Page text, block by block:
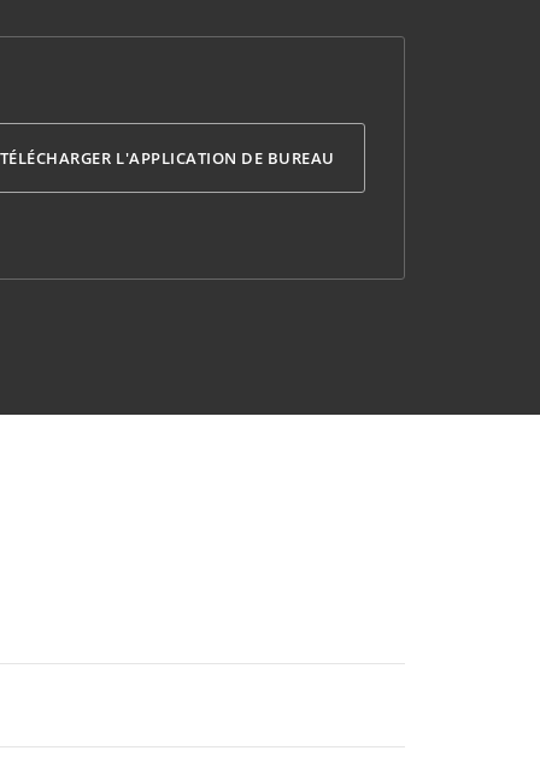
TÉLÉCHARGER L'APPLICATION DE BUREAU